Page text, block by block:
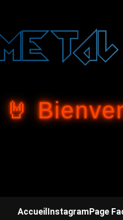
🤘
Accueil Instagram Page